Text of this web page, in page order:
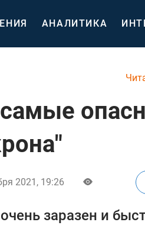
АНАЛИТИКА
2021, 19:26
заразен и